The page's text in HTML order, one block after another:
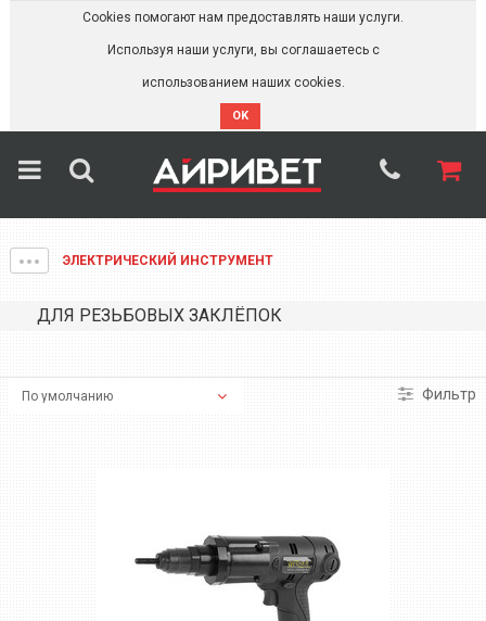
Cookies помогают нам предоставлять наши услуги.
Используя наши услуги, вы соглашаетесь с
использованием наших cookies.
OK
ЭЛЕКТРИЧЕСКИЙ ИНСТРУМЕНТ
ДЛЯ РЕЗЬБОВЫХ ЗАКЛЁПОК
Фильтр